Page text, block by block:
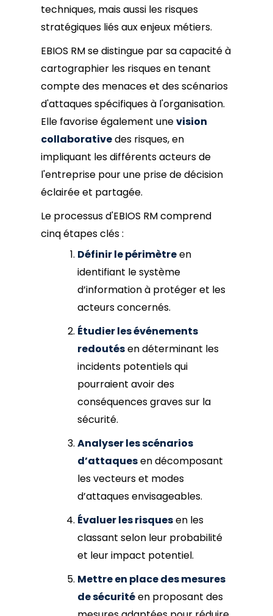
techniques, mais aussi les risques
stratégiques liés aux enjeux métiers.
EBIOS RM se distingue par sa capacité à
cartographier les risques en tenant
compte des menaces et des scénarios
d'attaques spécifiques à l'organisation.
Elle favorise également unevision
collaborativedes risques, en
impliquant les différents acteurs de
l'entreprise pour une prise de décision
éclairée et partagée.
Le processus d'EBIOS RM comprend
cinq étapes clés :
Définir le périmètreen
identifiant le système
d’information à protéger et les
acteurs concernés.
Étudier les événements
redoutésen déterminant les
incidents potentiels qui
pourraient avoir des
conséquences graves sur la
sécurité.
Analyser les scénarios
d’attaquesen décomposant
les vecteurs et modes
d’attaques envisageables.
Évaluer les risquesen les
classant selon leur probabilité
et leur impact potentiel.
Mettre en place des mesures
de sécuritéen proposant des